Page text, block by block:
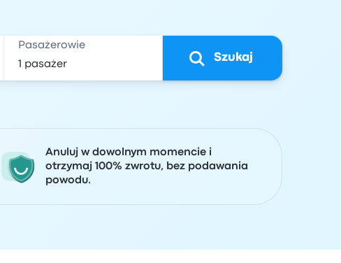
Pasażerowie
Szukaj
Anuluj w dowolnym momencie i
otrzymaj 100% zwrotu, bez podawania
powodu.